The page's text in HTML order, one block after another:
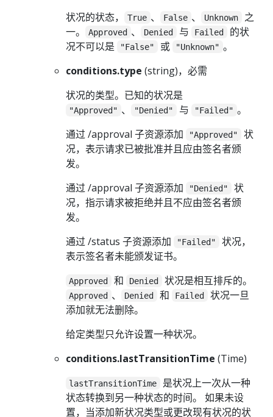
状况的状态，
True 、 False 、 Unknown
之
一。
Approved 、 Denied 与 Failed
的状
况不可以是
"False" 或 "Unknown" 。
conditions.type (string)，必需
状况的类型。已知的状况是
"Approved" 、 "Denied" 与 "Failed" 。
通过 /approval 子资源添加
"Approved"
状
况，表示请求已被批准并且应由签名者颁
发。
通过 /approval 子资源添加
"Denied"
状
况，指示请求被拒绝并且不应由签名者颁
发。
通过 /status 子资源添加
"Failed"
状况，
表示签名者未能颁发证书。
Approved 和 Denied 状况是相互排斥的。
Approved 、 Denied 和 Failed
状况一旦
添加就无法删除。
给定类型只允许设置一种状况。
conditions.lastTransitionTime (Time)
lastTransitionTime
是状况上一次从一种
状态转换到另一种状态的时间。 如果未设
置，当添加新状况类型或更改现有状况的状